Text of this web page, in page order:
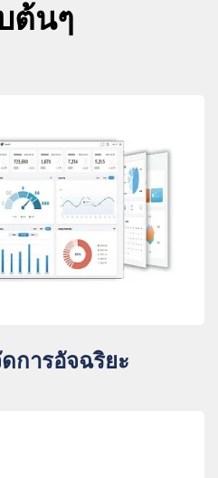
ต้นๆ
การอัจฉริยะ